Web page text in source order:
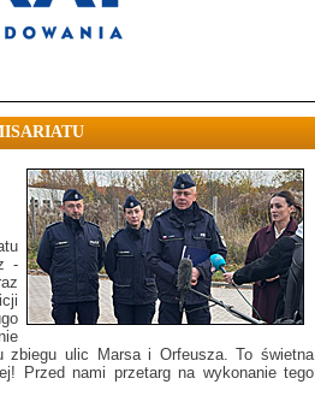
-
zbiegu ulic Marsa i Orfeusza. To świetna
Przed nami przetarg na wykonanie tego